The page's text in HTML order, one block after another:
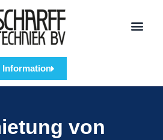
Information
von